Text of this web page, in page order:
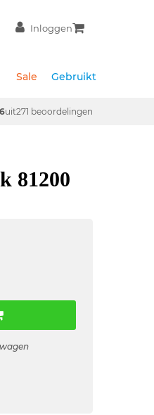
Inloggen
Sale Gebruikt
uit271 beoordelingen
81200